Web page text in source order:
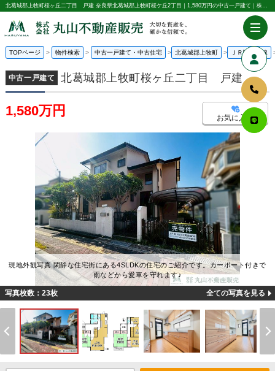
北葛城郡上牧町桜ヶ丘二丁目 戸建 奈良県北葛城郡上牧町桜ケ丘2丁目｜1,580万円の中古一戸建て｜株式会社丸山不動産販売
TOPページ 物件検索 中古一戸建て・中古住宅 北葛城郡上牧町 ＪＲ関西本線
中古一戸建て 北葛城郡上牧町桜ヶ丘二丁目 戸建
1,580万円 お気に入り
現地外観写真 閑静な住宅街にある4SLDKの住宅のご紹介です。カーポート付きで
雨などから愛車を守れます♪
写真枚数：23枚 全ての写真を見る